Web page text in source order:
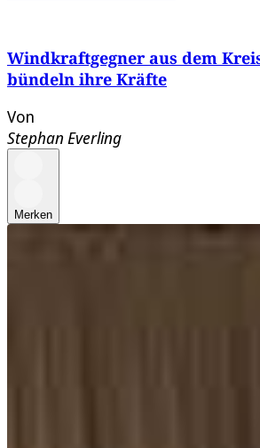
Windkraftgegner aus dem
bündeln ihre Kräfte
Von
Stephan Everling
Merken